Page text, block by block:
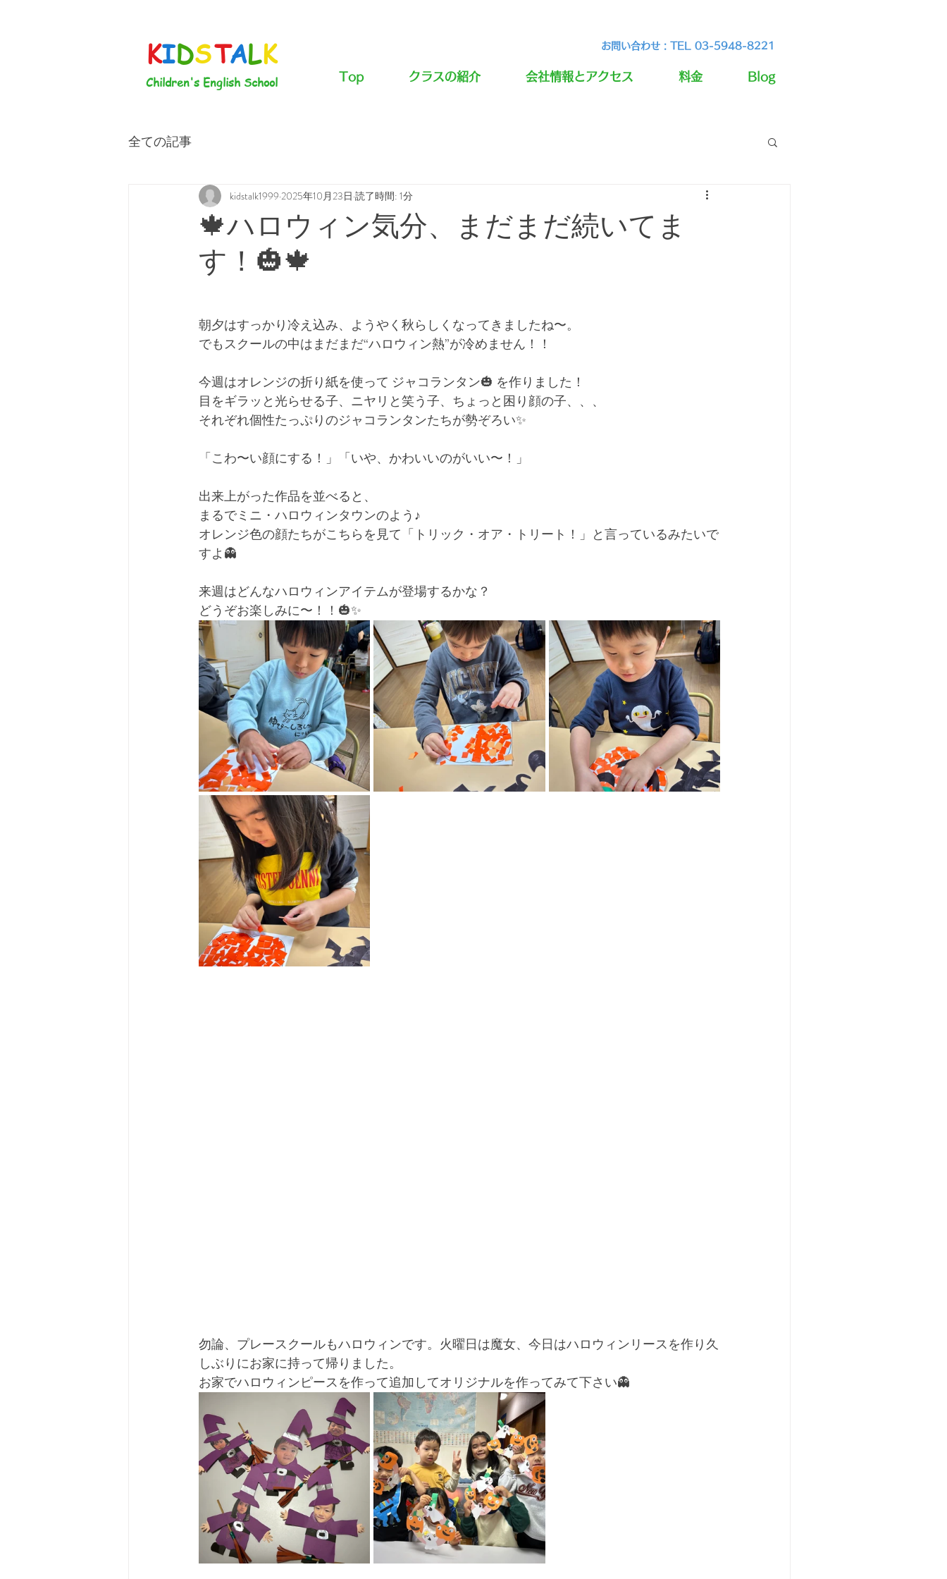
KIDSTALK
Children's English School
お問い合わせ : TEL 03-5948-8221
Top クラスの紹介 会社情報とアクセス 料金 Blog
全ての記事
🍁ハロウィン気分、まだまだ続いてま
す！🎃🍁
kidstalk1999 2025年10月23日 読了時間: 1分
朝夕はすっかり冷え込み、ようやく秋らしくなってきましたね〜。
でもスクールの中はまだまだ“ハロウィン熱”が冷めません！！
今週はオレンジの折り紙を使って ジャコランタン🎃 を作りました！
目をギラッと光らせる子、ニヤリと笑う子、ちょっと困り顔の子、、、
それぞれ個性たっぷりのジャコランタンたちが勢ぞろい✨
「こわ〜い顔にする！」「いや、かわいいのがいい〜！」
出来上がった作品を並べると、
まるでミニ・ハロウィンタウンのよう♪
オレンジ色の顔たちがこちらを見て「トリック・オア・トリート！」と言っているみたいで
すよ👻
来週はどんなハロウィンアイテムが登場するかな？
どうぞお楽しみに〜！！🎃✨
勿論、プレースクールもハロウィンです。火曜日は魔女、今日はハロウィンリースを作り久
しぶりにお家に持って帰りました。
お家でハロウィンピースを作って追加してオリジナルを作ってみて下さい👻